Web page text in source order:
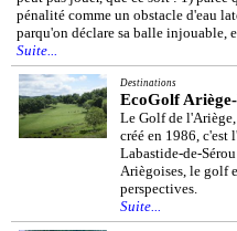
pénalité comme un obstacle d'eau
parqu'on déclare sa balle injouable,
Suite...
Destinations
EcoGolf
Le Golf de
créé en 1986, c'est
Labastide-de-
Ariègoises, le golf
perspectives.
Suite...